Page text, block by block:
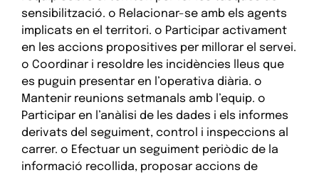
sensibilització. o Relacionar-se amb els agents
implicats en el territori. o Participar activament
en les accions propositives per millorar el servei.
o Coordinar i resoldre les incidències lleus que
es puguin presentar en l’operativa diària. o
Mantenir reunions setmanals amb l’equip. o
Participar en l’anàlisi de les dades i els informes
derivats del seguiment, control i inspeccions al
carrer. o Efectuar un seguiment periòdic de la
informació recollida, proposar accions de